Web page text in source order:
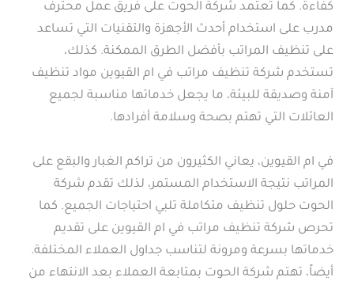
كفاءة. كما تعتمد شركة الحوت على فريق عمل محترف
مدرب على استخدام أحدث الأجهزة والتقنيات التي تساعد
على تنظيف المراتب بأفضل الطرق الممكنة. كذلك،
تستخدم شركة تنظيف مراتب في ام القيوين مواد تنظيف
آمنة وصديقة للبيئة، ما يجعل خدماتها مناسبة لجميع
العائلات التي تهتم بصحة وسلامة أفرادها.
في ام القيوين، يعاني الكثيرون من تراكم الغبار والبقع على
المراتب نتيجة الاستخدام المستمر، لذلك تقدم شركة
الحوت حلول تنظيف متكاملة تلبي احتياجات الجميع. كما
تحرص شركة تنظيف مراتب في ام القيوين على تقديم
خدماتها بسرعة ومرونة لتناسب جداول العملاء المختلفة.
أيضاً، تهتم شركة الحوت بمتابعة العملاء بعد الانتهاء من